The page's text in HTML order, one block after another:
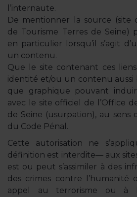
l’internaute.
De mentionner la source (site
de Tourisme Terres de Seine)
en particulier lorsqu’il s’agit
un contenu.
Que le site contenant ces
identité et/ou un contenu aussi
que graphique pouvant
avec le site officiel de l’Office
de Seine (usurpation), au sens
du Code Pénal.
Cette autorisation ne
définition est interdite— aux
est ou peut s’assimiler à des
des crimes contre l’humanité
appel au terrorisme ou à